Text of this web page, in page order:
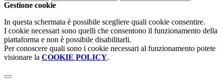
Gestione cookie
In questa schermata è possibile scegliere quali cookie consentire.
I cookie necessari sono quelli che consentono il funzionamento della
piattaforma e non è possibile disabilitarli.
Per conoscere quali sono i cookie necessari al funzionamento potete
visionare la COOKIE POLICY.